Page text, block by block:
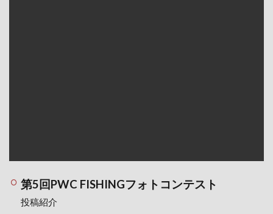
第5回PWC FISHINGフォトコンテスト
投稿紹介